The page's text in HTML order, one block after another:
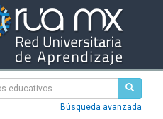
Búsqueda avanzada